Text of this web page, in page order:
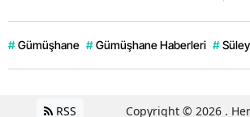
# Gümüşhane # Gümüşhane Haberleri #
RSS Copyright © 2026 . Her